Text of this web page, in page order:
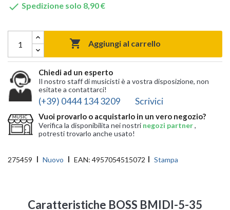
 Spedizione solo 8,90 €
 Aggiungi al carrello
Chiedi ad un esperto
Il nostro staff di musicisti è a vostra disposizione, non
esitate a contattarci!
(+39) 0444 134 3209 Scrivici
Vuoi provarlo o acquistarlo in un vero negozio?
Verifica la disponibilita nei nostri negozi partner,
potresti trovarlo anche usato!
275459 Nuovo EAN: 4957054515072 Stampa
Caratteristiche BOSS BMIDI-5-35